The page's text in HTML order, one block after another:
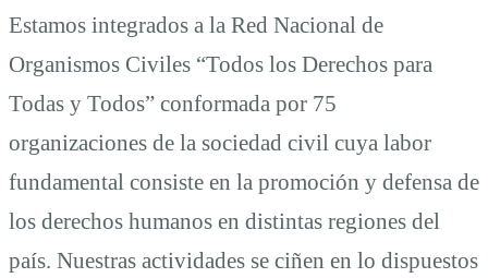
Estamos integrados a la Red Nacional de
Organismos Civiles “Todos los Derechos para
Todas y Todos” conformada por 75
organizaciones de la sociedad civil cuya labor
fundamental consiste en la promoción y defensa de
los derechos humanos en distintas regiones del
país. Nuestras actividades se ciñen en lo dispuestos